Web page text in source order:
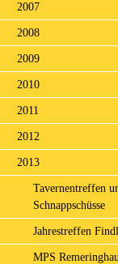
2007
2008
2009
2010
2011
2012
2013
Tavernentreffen
Schnappschüsse
Jahrestreffen
MPS